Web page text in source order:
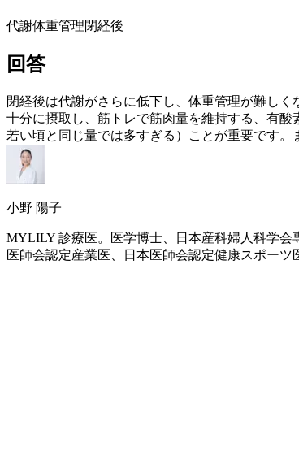
代謝体重管理閉経後
回答
閉経後は代謝がさらに低下し、体重管理が難しく
十分に摂取し、筋トレで筋肉量を維持する、有
若い頃と同じ量では多すぎる）ことが重要です
小野 陽子
MYLILY 診療医。医学博士、日本産科婦人科学
医師会認定産業医、日本医師会認定健康スポーツ